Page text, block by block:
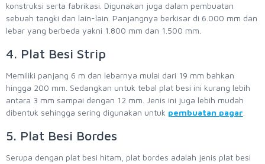
konstruksi serta fabrikasi. Digunakan juga dalam pembuatan
sebuah tangki dan lain-lain. Panjangnya berkisar di 6.000 mm dan
lebar yang berbeda yakni 1.800 mm dan 1.500 mm.
4. Plat Besi Strip
Memiliki panjang 6 m dan lebarnya mulai dari 19 mm bahkan
hingga 200 mm. Sedangkan untuk tebal plat besi ini kurang lebih
antara 3 mm sampai dengan 12 mm. Jenis ini juga lebih mudah
dibentuk sehingga sering digunakan untuk pembuatan pagar
5. Plat Besi Bordes
Serupa dengan plat besi hitam, plat bordes adalah jenis plat besi